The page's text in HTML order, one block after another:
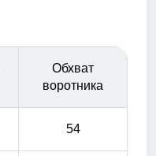
Обхват
воротника
54